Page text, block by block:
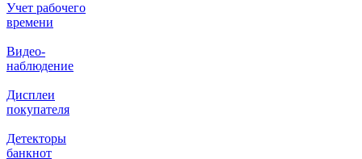
Учет рабочего
времени
Видео‑
наблюдение
Дисплеи
покупателя
Детекторы
банкнот